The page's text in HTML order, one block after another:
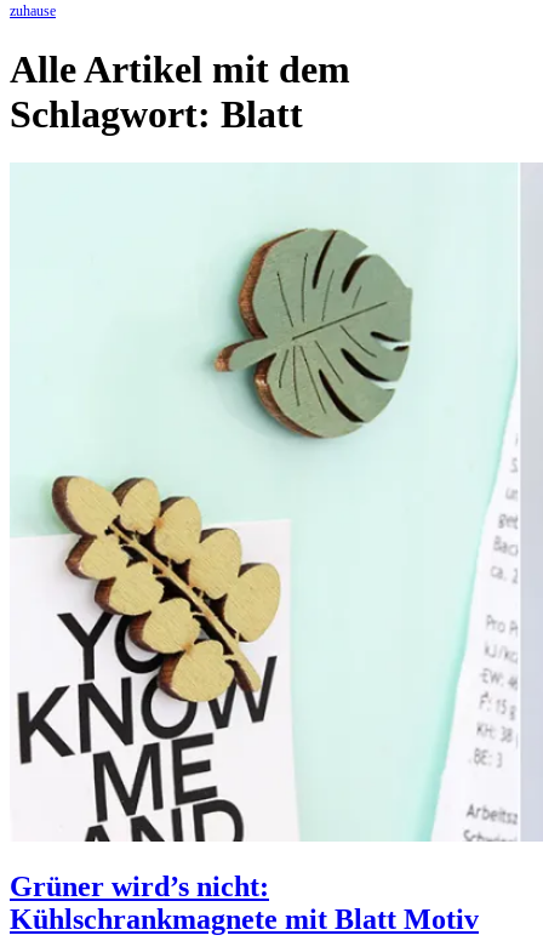
zuhause
Alle Artikel mit dem
Schlagwort: Blatt
Grüner wird’s nicht:
Kühlschrankmagnete mit Blatt Motiv